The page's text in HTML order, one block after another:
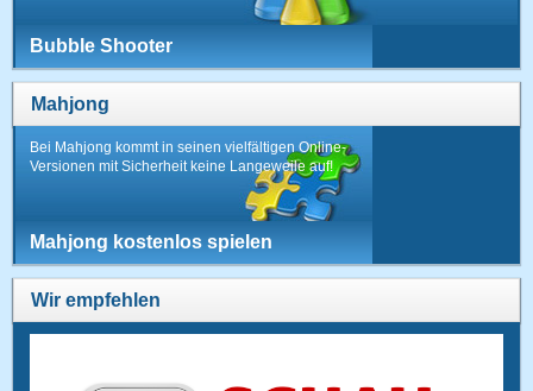
Bubble Shooter
Mahjong
Bei Mahjong kommt in seinen vielfältigen Online-
Versionen mit Sicherheit keine Langeweile auf!
Mahjong kostenlos spielen
Wir empfehlen